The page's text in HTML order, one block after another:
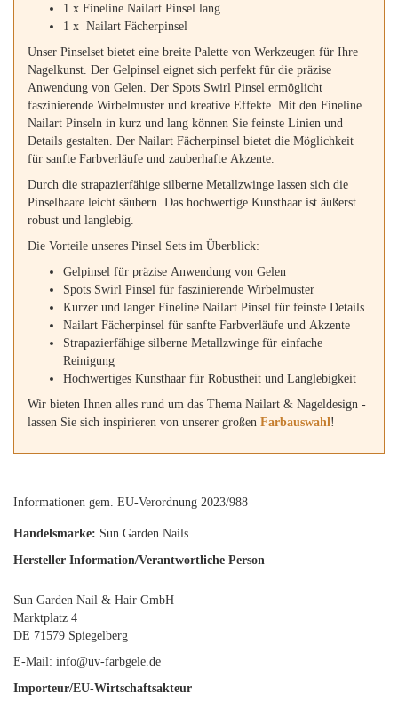
1 x Fineline Nailart Pinsel lang
1 x Nailart Fächerpinsel
Unser Pinselset bietet eine breite Palette von Werkzeugen für Ihre
Nagelkunst. Der Gelpinsel eignet sich perfekt für die präzise
Anwendung von Gelen. Der Spots Swirl Pinsel ermöglicht
faszinierende Wirbelmuster und kreative Effekte. Mit den Fineline
Nailart Pinseln in kurz und lang können Sie feinste Linien und
Details gestalten. Der Nailart Fächerpinsel bietet die Möglichkeit
für sanfte Farbverläufe und zauberhafte Akzente.
Durch die strapazierfähige silberne Metallzwinge lassen sich die
Pinselhaare leicht säubern. Das hochwertige Kunsthaar ist äußerst
robust und langlebig.
Die Vorteile unseres Pinsel Sets im Überblick:
Gelpinsel für präzise Anwendung von Gelen
Spots Swirl Pinsel für faszinierende Wirbelmuster
Kurzer und langer Fineline Nailart Pinsel für feinste Details
Nailart Fächerpinsel für sanfte Farbverläufe und Akzente
Strapazierfähige silberne Metallzwinge für einfache
Reinigung
Hochwertiges Kunsthaar für Robustheit und Langlebigkeit
Wir bieten Ihnen alles rund um das Thema Nailart & Nageldesign -
lassen Sie sich inspirieren von unserer großen Farbauswahl !
Informationen gem. EU-Verordnung 2023/988
Handelsmarke: Sun Garden Nails
Hersteller Information/Verantwortliche Person
Sun Garden Nail & Hair GmbH
Marktplatz 4
DE 71579 Spiegelberg
E-Mail: info@uv-farbgele.de
Importeur/EU-Wirtschaftsakteur